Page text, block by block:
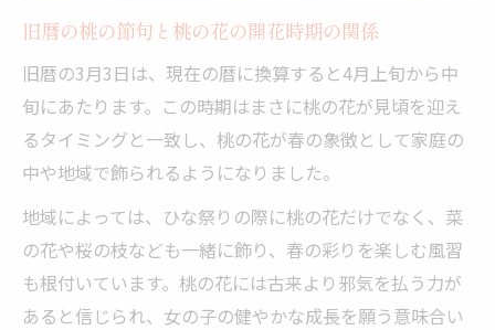
旧暦の桃の節句と桃の花の開花時期の関係
旧暦の3月3日は、現在の暦に換算すると4月上旬から中
旬にあたります。この時期はまさに桃の花が見頃を迎え
るタイミングと一致し、桃の花が春の象徴として家庭の
中や地域で飾られるようになりました。
地域によっては、ひな祭りの際に桃の花だけでなく、菜
の花や桜の枝なども一緒に飾り、春の彩りを楽しむ風習
も根付いています。桃の花には古来より邪気を払う力が
あると信じられ、女の子の健やかな成長を願う意味合い